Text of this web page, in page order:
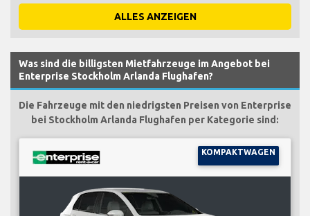
ALLES ANZEIGEN
Was sind die billigsten Mietfahrzeuge im Angebot bei
Enterprise Stockholm Arlanda Flughafen?
Die Fahrzeuge mit den niedrigsten Preisen von Enterprise
bei Stockholm Arlanda Flughafen per Kategorie sind:
KOMPAKTWAGEN